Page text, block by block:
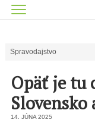
Spravodajstvo
Opäť je tu
Slovensko
14. JÚNA 2025